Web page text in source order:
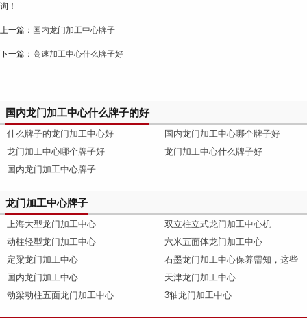
询！
上一篇： 国内龙门加工中心牌子
下一篇： 高速加工中心什么牌子好
国内龙门加工中心什么牌子的好
什么牌子的龙门加工中心好
龙门加工中心哪个牌子好
国内龙门加工中心牌子
国内龙门加工中心哪个牌子好
龙门加工中心什么牌子好
龙门加工中心牌子
上海大型龙门加工中心
动柱轻型龙门加工中心
定粱龙门加工中心
国内龙门加工中心
动梁动柱五面龙门加工中心
双立柱立式龙门加工中心机
六米五面体龙门加工中心
石墨龙门加工中心保养需知，这些
天津龙门加工中心
3轴龙门加工中心